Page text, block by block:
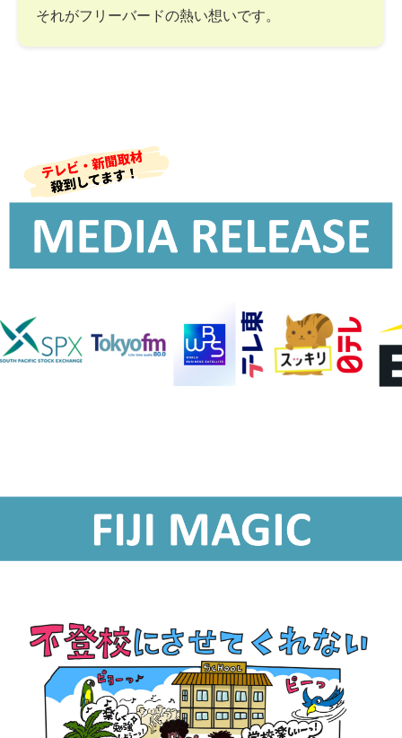
それがフリーバードの熱い想いです。